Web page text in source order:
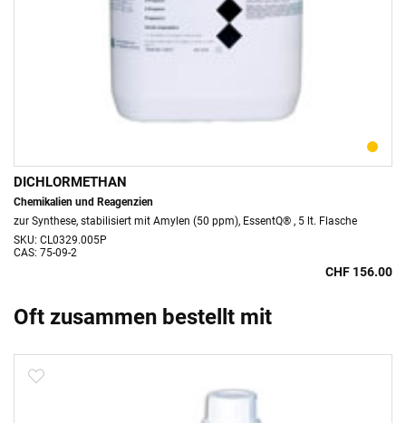
DICHLORMETHAN
Chemikalien und Reagenzien
zur Synthese, stabilisiert mit Amylen (50 ppm), EssentQ® , 5 lt. Flasche
SKU: CL0329.005P
CAS: 75-09-2
CHF 156.00
Oft zusammen bestellt mit